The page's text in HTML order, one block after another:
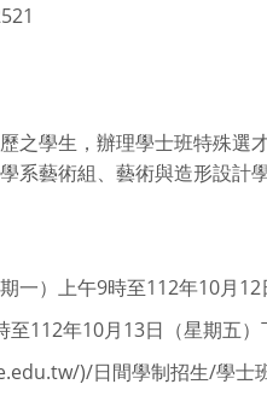
之學生，辦理學士班特殊選
系藝術組、藝術與造形設計
）上午9時至112年10月12
112年10月13日（星期五）
)/日間學制招生/學士